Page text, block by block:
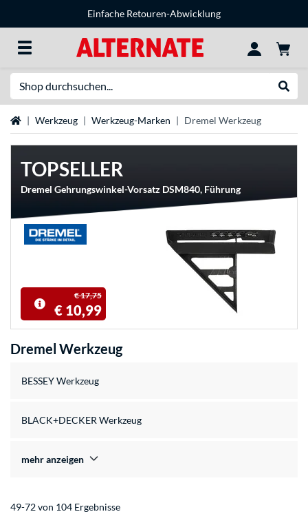
Einfache Retouren-Abwicklung
StartseiteWerkzeug Werkzeug-Marken Dremel Werkzeug
TOPSELLER
Dremel Gehrungswinkel-Vorsatz DSM840, Führung
€ 17,75
€ 10,99
Dremel Werkzeug
BESSEY Werkzeug
BLACK+DECKER Werkzeug
mehr anzeigen
49-72 von 104 Ergebnisse